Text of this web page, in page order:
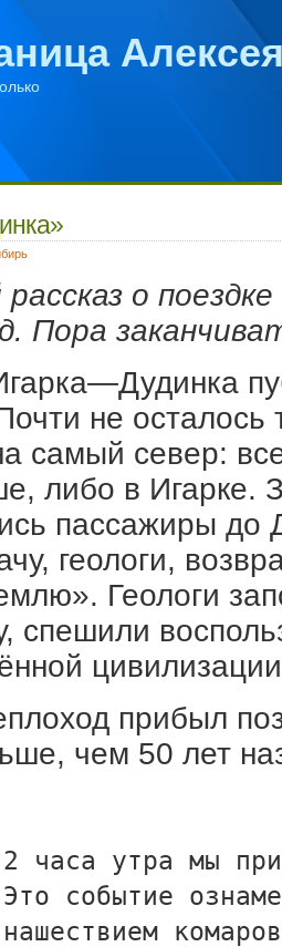
о поездке
Пора
не осталось
самый север:
либо в Игарке.
пассажиры
геологи,
Геологи
спешили
прибыл
чем 50 лет
часа утра мы
событие